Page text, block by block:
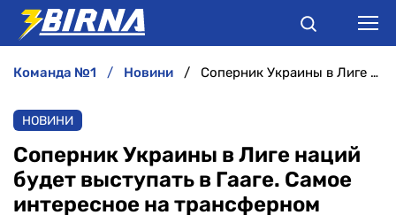
АНАЛІТИКА
ІНТЕРВ'Ю
команда №1 новини Соперник Украины в Лиге наций будет выступать в Гааге. Самое интересное на трансферном рынке
НОВИНИ
Соперник Украины в Лиге наций
будет выступать в Гааге. Самое
интересное на трансферном